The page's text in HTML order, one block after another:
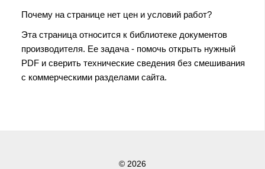
Почему на странице нет цен и условий работ?
Эта страница относится к библиотеке документов
производителя. Ее задача - помочь открыть нужный
PDF и сверить технические сведения без смешивания
с коммерческими разделами сайта.
© 2026